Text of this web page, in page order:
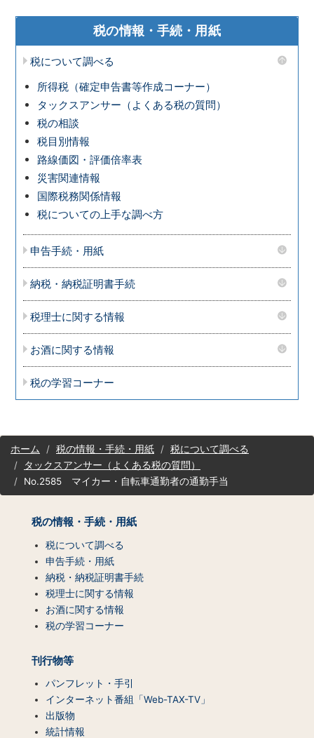
税の情報・手続・用紙
税について調べる
所得税（確定申告書等作成コーナー）
タックスアンサー（よくある税の質問）
税の相談
税目別情報
路線価図・評価倍率表
災害関連情報
国際税務関係情報
税についての上手な調べ方
申告手続・用紙
納税・納税証明書手続
税理士に関する情報
お酒に関する情報
税の学習コーナー
サ
イホーム 税の情報・手続・用紙
税について調べる
タックスアンサー（よくある税の質問）
No.2585 マイカー・自転車通勤者の通勤手当
税の情報・手続・用紙
税について調べる
申告手続・用紙
納税・納税証明書手続
税理士に関する情報
お酒に関する情報
税の学習コーナー
刊行物等
パンフレット・手引
インターネット番組「Web-TAX-TV」
出版物
統計情報